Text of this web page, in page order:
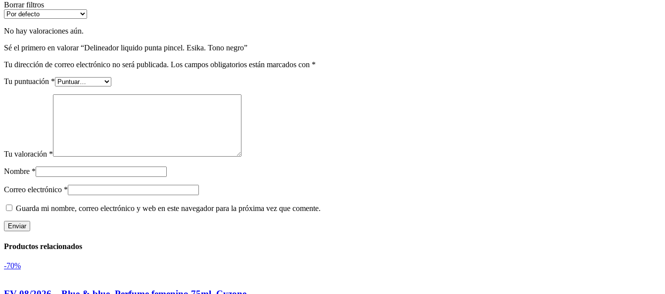
Borrar filtros
No hay valoraciones aún.
Sé el primero en valorar “Delineador liquido punta pincel. Esika. Tono negro”
Tu dirección de correo electrónico no será publicada. Los campos obligatorios están marcados con *
Tu puntuación *
Tu valoración *
Nombre *
Correo electrónico *
Guarda mi nombre, correo electrónico y web en este navegador para la próxima vez que comente.
Productos relacionados
-70%